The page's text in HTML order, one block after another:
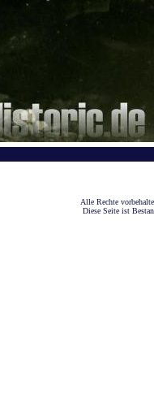
Alle Rechte
Diese Seite ist